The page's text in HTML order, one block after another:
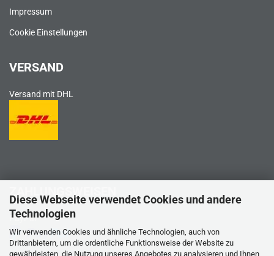
Diese Webseite verwendet Cookies und andere
Technologien
Wir verwenden Cookies und ähnliche Technologien, auch von
Drittanbietern, um die ordentliche Funktionsweise der Website zu
gewährleisten, die Nutzung unseres Angebotes zu analysieren und Ihnen
Impressum
Cookie Einstellungen
VERSAND
Versand mit DHL
ZAHLUNGSWEISEN
PayPal